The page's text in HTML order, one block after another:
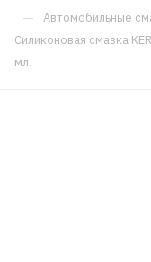
— Автомобильные
Силиконовая смазка
мл.